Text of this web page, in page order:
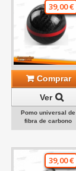
39,00 €
Comprar
Ver
Pomo universal de
fibra de carbono
39,00 €